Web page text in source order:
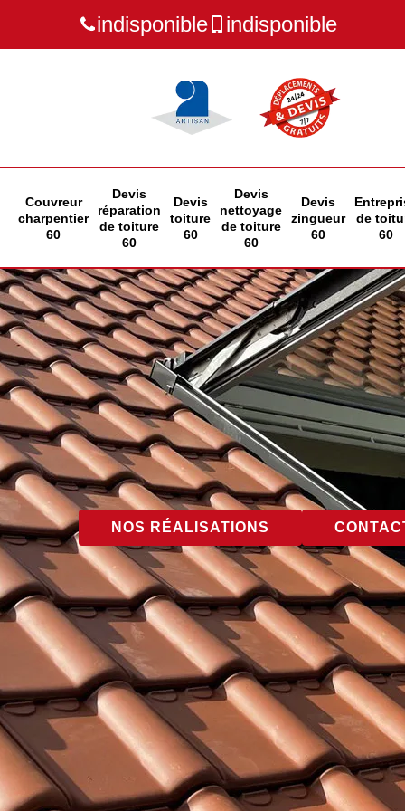
indisponible indisponible
Couvreur
charpentier
60
Devis
réparation
de toiture
60
Devis
toiture
60
Devis
nettoyage
de toiture
60
Devis
zingueur
60
de
60
NOS RÉALISATIONS